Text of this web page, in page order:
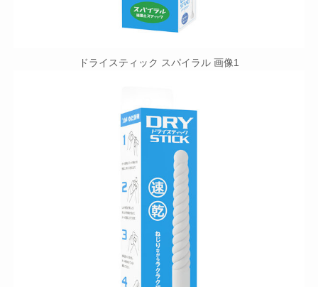
ドライスティック スパイラル 画像1